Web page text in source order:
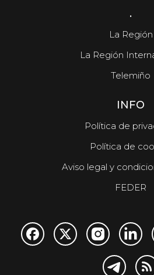
.
La Región
La Región
Telemiño
INFO
Política de
Política de
Aviso legal y
FEDER